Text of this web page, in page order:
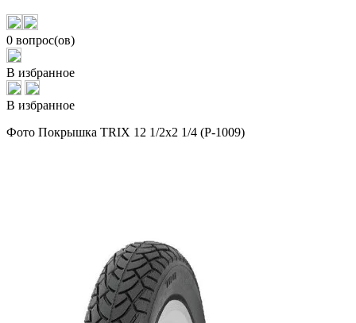
0 вопрос(ов)
В избранное
В избранное
Фото Покрышка TRIX 12 1/2x2 1/4 (P-1009)